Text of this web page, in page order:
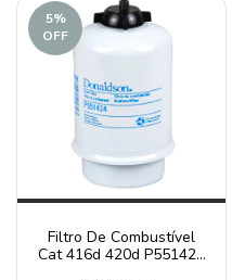
5%
OFF
Filtro De Combustível
Cat 416d 420d P551424